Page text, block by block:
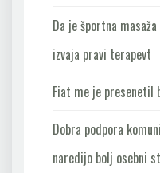
Da je športna
izvaja pravi terapevt
Fiat me je
Dobra podpora
naredijo bolj osebni